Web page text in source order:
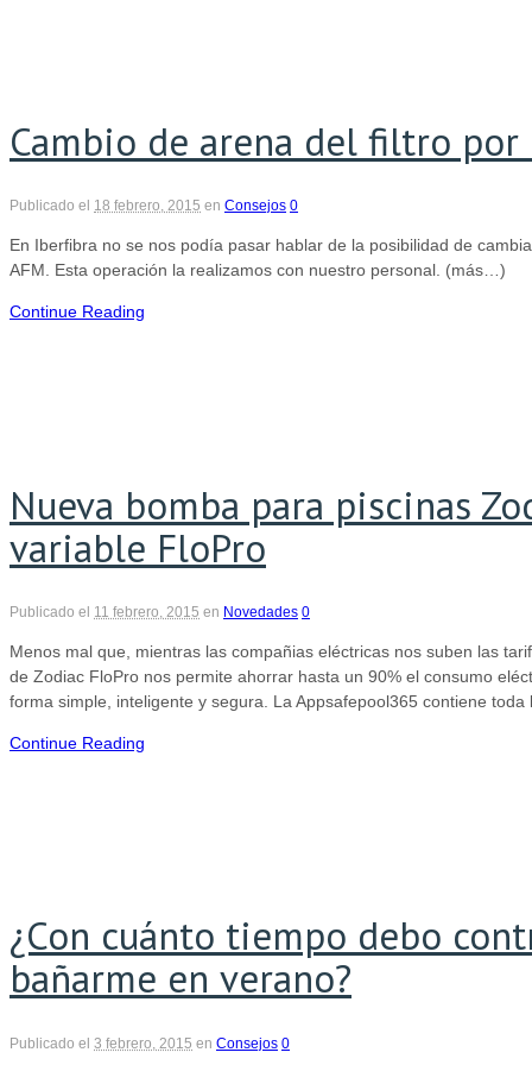
Cambio de arena del filtro
Publicado el 18 febrero, 2015 en Consejos 0
En Iberfibra no se nos podía pasar hablar de la posibilidad de
AFM. Esta operación la realizamos con nuestro personal. (más…)
Continue Reading
Nueva bomba para piscinas
variable FloPro
Publicado el 11 febrero, 2015 en Novedades 0
Menos mal que, mientras las compañias eléctricas nos suben las
de Zodiac FloPro nos permite ahorrar hasta un 90% el consumo
forma simple, inteligente y segura. La Appsafepool365 contiene
Continue Reading
¿Con cuánto tiempo debo
bañarme en verano?
Publicado el 3 febrero, 2015 en Consejos 0